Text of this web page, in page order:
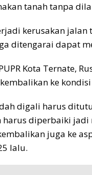
tanah tanpa
kerusakan jalan
ditengarai dapat
Kota Ternate,
ke
digali harus
diperbaiki
juga ke
lalu.